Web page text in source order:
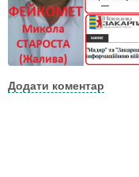
Додати коментар